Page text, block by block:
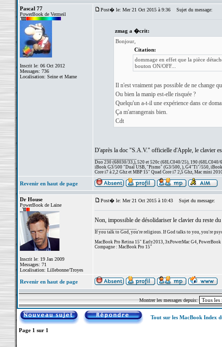
Pascal 77
PowerBook de Vermeil
Inscrit le: 06 Oct 2012
Messages: 736
Localisation: Seine et Marne
Post� le: Mer 21 Oct 2015 à 9:36 Sujet du message:
zmag a �crit:
Bonjour,
Citation:
dommage en effet que la pièce
bouton ON/OFF...
Il n'est vraiment pas possible de ne change
Ou bien la manip est-elle risquée ?
Quelqu'un a-t-il une expérience dans ce
Ça m'arrangerais bien.
Cdt
D'après la doc "S.A.V." officielle d'Apple, le clavier
Duo 230 (68030/33,), 520 et 520c (68LC040/25), 190 (68LC040/
iBook G3/500 "Dual USB, "Pismo" (G3/500, ), G4"Ti"/550,
Core i7 à 2,2 Ghz et MBP 15" Quad Core i7 2,5 Ghz, Mac mini
Revenir en haut de page
Dr House
PowerBook de Laine
Inscrit le: 19 Jan 2009
Messages: 71
Localisation: Lillebonne/Troyes
Post� le: Mer 21 Oct 2015 à 10:43 Sujet du message:
Non, impossible de désolidariser le clavier du reste
If you talk to God, you're religious. If God talks to you, you're
MacBook Pro Retina 15" Early2013, 3xPowerMac G4, PowerBook
Compagne : MacBook Pro 15"
Revenir en haut de page
Montrer les messages depuis:
Tout sur les MacBook Index
Page 1 sur 1